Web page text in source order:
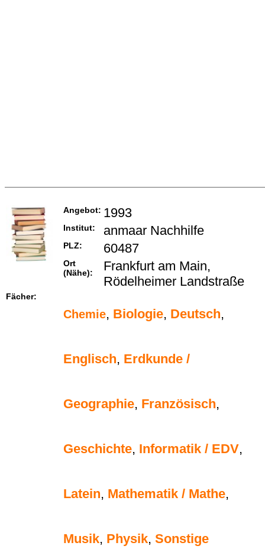
Angebot: 1993
Institut: anmaar Nachhilfe
PLZ: 60487
Ort
(Nähe):
Frankfurt am Main,
Rödelheimer Landstraße
Fächer:
Chemie, Biologie, Deutsch,
Englisch, Erdkunde /
Geographie, Französisch,
Geschichte, Informatik / EDV,
Latein, Mathematik / Mathe,
Musik, Physik, Sonstige